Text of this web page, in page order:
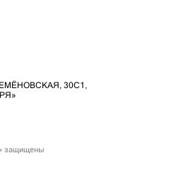
30С1,
защищены